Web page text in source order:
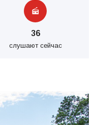
36
слушают сейчас